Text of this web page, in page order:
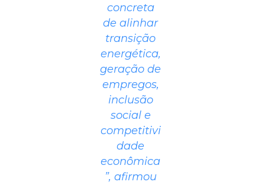
concreta
de alinhar
transição
energética,
geração de
empregos,
inclusão
social e
competitivi
dade
econômica
”, afirmou